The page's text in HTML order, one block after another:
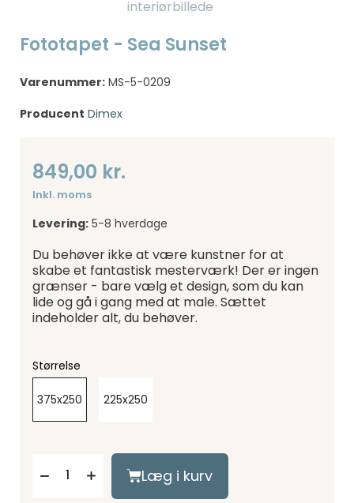
Fototapet - Sea Sunset
Varenummer: MS-5-0209
Producent Dimex
849,00 kr.
Inkl. moms
Levering: 5-8 hverdage
Du behøver ikke at være kunstner for at
skabe et fantastisk mesterværk! Der er ingen
grænser - bare vælg et design, som du kan
lide og gå i gang med at male. Sættet
indeholder alt, du behøver.
Størrelse
375x250 225x250
Læg i kurv